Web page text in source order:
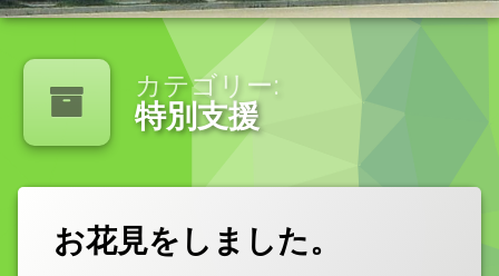
登校許可証明書
PTA規約・弔慰規約
令和8年度年間行事予定表
カテゴリー:
特別支援
お花見をしました。